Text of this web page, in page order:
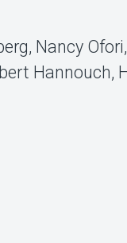
Nancy
Hannouch,